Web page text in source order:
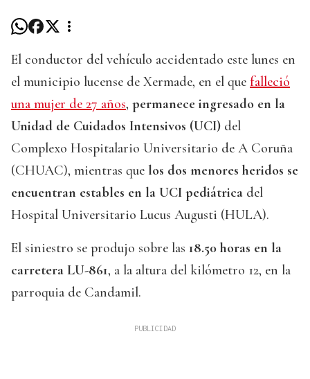
El conductor del vehículo accidentado este lunes en
el municipio lucense de Xermade, en el que falleció
una mujer de 27 años, permanece ingresado en la
Unidad de Cuidados Intensivos (UCI) del
Complexo Hospitalario Universitario de A Coruña
(CHUAC), mientras que los dos menores heridos se
encuentran estables en la UCI pediátrica del
Hospital Universitario Lucus Augusti (HULA).
El siniestro se produjo sobre las 18.50 horas en la
carretera LU-861, a la altura del kilómetro 12, en la
parroquia de Candamil.